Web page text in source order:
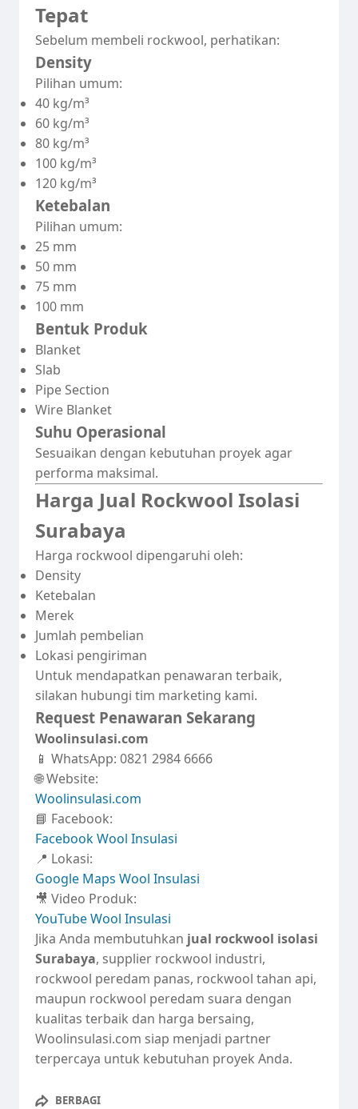
Tepat
Sebelum membeli rockwool, perhatikan:
Density
Pilihan umum:
40 kg/m³
60 kg/m³
80 kg/m³
100 kg/m³
120 kg/m³
Ketebalan
Pilihan umum:
25 mm
50 mm
75 mm
100 mm
Bentuk Produk
Blanket
Slab
Pipe Section
Wire Blanket
Suhu Operasional
Sesuaikan dengan kebutuhan proyek agar
performa maksimal.
Harga Jual Rockwool Isolasi
Surabaya
Harga rockwool dipengaruhi oleh:
Density
Ketebalan
Merek
Jumlah pembelian
Lokasi pengiriman
Untuk mendapatkan penawaran terbaik,
silakan hubungi tim marketing kami.
Request Penawaran Sekarang
Woolinsulasi.com
📱 WhatsApp: 0821 2984 6666
🌐 Website:
Woolinsulasi.com
📘 Facebook:
Facebook Wool Insulasi
📍 Lokasi:
Google Maps Wool Insulasi
🎥 Video Produk:
YouTube Wool Insulasi
Jika Anda membutuhkan jual rockwool isolasi
Surabaya, supplier rockwool industri,
rockwool peredam panas, rockwool tahan api,
maupun rockwool peredam suara dengan
kualitas terbaik dan harga bersaing,
Woolinsulasi.com siap menjadi partner
terpercaya untuk kebutuhan proyek Anda.
BERBAGI